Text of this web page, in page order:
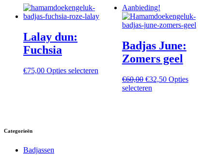
Lalay dun:
Fuchsia
€75,00 Opties selecteren
Aanbieding!
Badjas June:
Zomers geel
€60,00 Oorspronkelijke
prijs
€32,50Huidige
Opties
selecterenDit
Categorieën
Badjassen